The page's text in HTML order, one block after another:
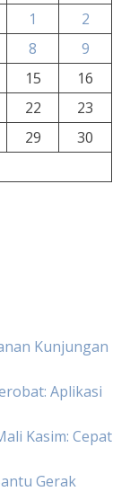
1
2
8
9
15
16
22
23
29
30
Kunjungan
Aplikasi
Kasim: Cepat
Gerak